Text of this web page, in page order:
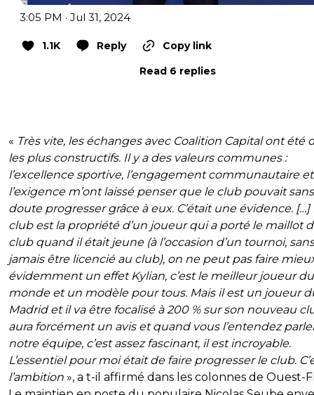
3:05 PM · Jul 31, 2024
1.1K Reply
Copy link
Read 6 replies
« Très vite, les échanges avec Coalition Capital ont été
les plus constructifs. Il y a des valeurs communes :
l’excellence sportive, l’engagement communautaire et
l’exigence m’ont laissé penser que le club pouvait sans
doute progresser grâce à eux. C’était une évidence. […]
club est la propriété d’un joueur qui a porté le maillot
club quand il était jeune (à l’occasion d’un tournoi, sans
jamais être licencié au club), on ne peut pas faire
évidemment un effet Kylian, c’est le meilleur joueur du
monde et un modèle pour tous. Mais il est un joueur
Madrid et il va être focalisé à 200 % sur son nouveau
aura forcément un avis et quand vous l’entendez
notre équipe, c’est assez fascinant, il est incroyable.
L’essentiel pour moi était de faire progresser le club.
l’ambition », a t-il affirmé dans les colonnes de Ouest-